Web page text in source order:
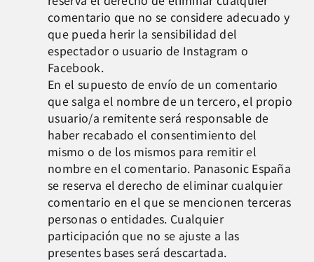
comentario que no se considere adecuado y
que pueda herir la sensibilidad del
espectador o usuario de Instagram o
Facebook.
En el supuesto de envío de un comentario
que salga el nombre de un tercero, el propio
usuario/a remitente será responsable de
haber recabado el consentimiento del
mismo o de los mismos para remitir el
nombre en el comentario. Panasonic España
se reserva el derecho de eliminar cualquier
comentario en el que se mencionen terceras
personas o entidades. Cualquier
participación que no se ajuste a las
presentes bases será descartada.